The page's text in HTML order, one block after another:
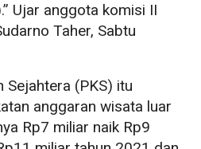
Ujar anggota komisi II
Taher, Sabtu
Sejahtera (PKS) itu
anggaran wisata luar
Rp7 miliar naik Rp9